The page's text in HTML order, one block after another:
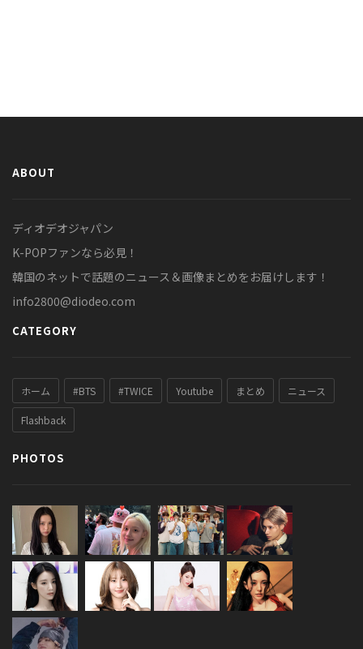
ABOUT
ディオデオジャパン
K-POPファンなら必見！
韓国のネットで話題のニュース＆画像まとめをお届けします！
info2800@diodeo.com
CATEGORY
ホーム #BTS #TWICE Youtube まとめ ニュース
Flashback
PHOTOS